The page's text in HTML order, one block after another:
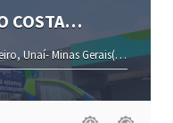
COSTA
Unaí- Minas Gerais(MG) ,38610-